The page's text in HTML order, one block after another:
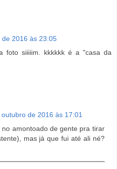
2016 às 23:05
foto siiiiim. kkkkkk é a "casa da
de 2016 às 17:01
amontoado de gente pra tirar
mas já que fui até ali né?